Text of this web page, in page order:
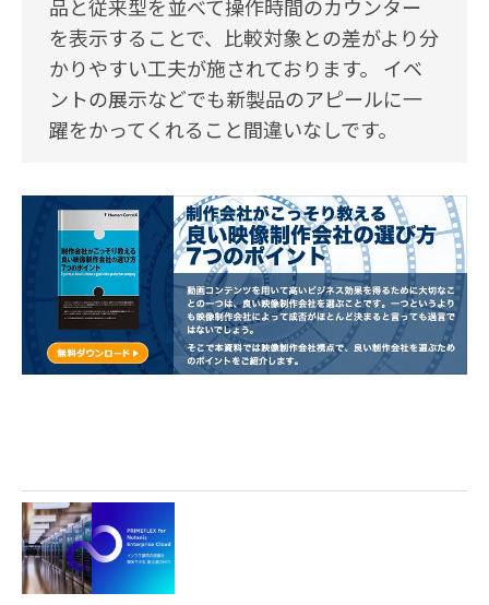
品と従来型を並べて操作時間のカウンター
を表示することで、比較対象との差がより分
かりやすい工夫が施されております。 イベ
ントの展示などでも新製品のアピールに一
躍をかってくれること間違いなしです。